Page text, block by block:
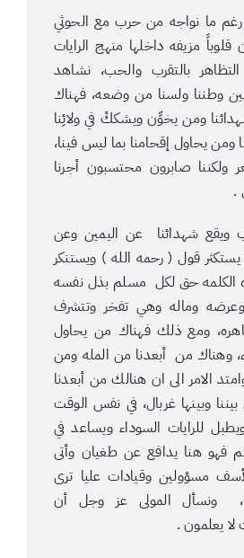
رغم ما نواجه من حرب مع الحوثي
مزيفه داخلها منهج الرايات
بالتقرب والحب، نشاهد
وطننا ولسنا من وضعه، فهناك
ومن يخوِّن ويشككْ في ولائِنا
ومن يحاول إقحامنا بما ليس فينا،
ولكننا صابرون محتسبون أجرنا
.
ويقع شهدائنا عن اليمين وعن
قول ( رحمه الله ) ويستنكر
الكلمه حق لكل مسلم بذل نفسه
وماله وهي تفخر وتتشرف
ومع ذلك فهناك من يحاول
وهناك من أبعدنا من المله ومن
الامر الى ان هنالك من أبعدنا
وبينها غربال، في نفس الوقت
للرايات السوداء ويساعد في
فهو هنا يدافع عن طغيان وأتى
مسؤولين وقيادات عليا ترى
ونسأل المولى عز وجل أن
يعلمون .